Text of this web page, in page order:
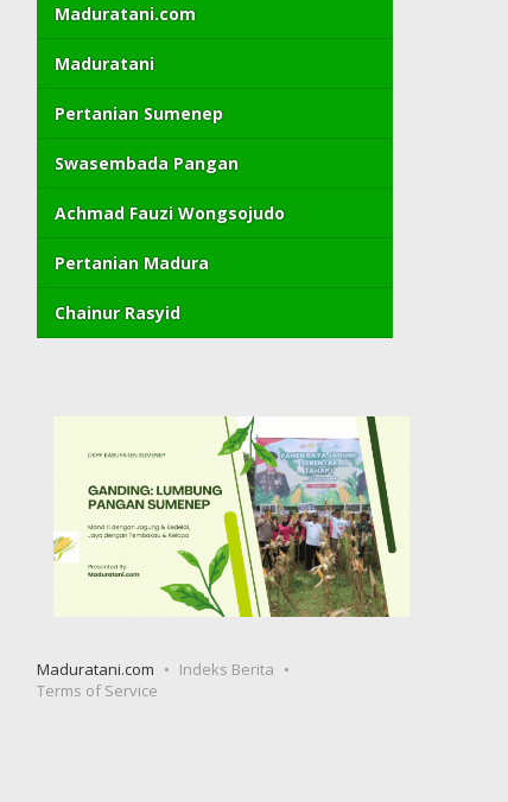
Maduratani.com
Maduratani
Pertanian Sumenep
Swasembada Pangan
Achmad Fauzi Wongsojudo
Pertanian Madura
Chainur Rasyid
Maduratani.com
Indeks Berita
Terms of Service